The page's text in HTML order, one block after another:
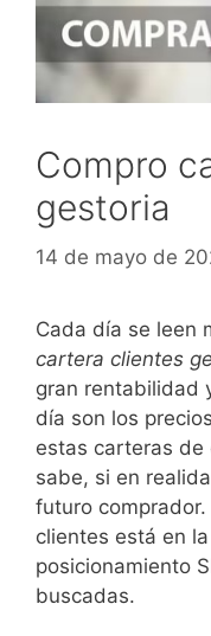
Compro
gestoria
14 de mayo de
Cada día se leen
cartera clientes
gran rentabilidad
día son los
estas carteras de
sabe, si en
futuro
clientes está en
posicionamiento
buscadas.